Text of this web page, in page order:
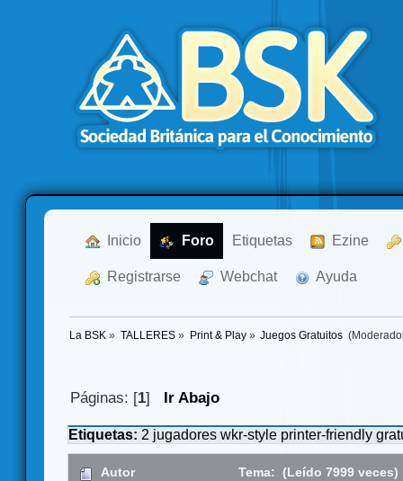
Inicio Foro Etiquetas Ezine
Registrarse Webchat Ayuda
La BSK » TALLERES» Print & Play» Juegos Gratuitos
Páginas: [1] Ir Abajo
Etiquetas: 2 jugadores wkr-style printer-friendly
Autor Tema: (Leído 7999 veces)